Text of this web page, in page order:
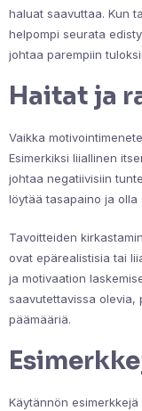
haluat saavuttaa. Kun
helpompi seurata
johtaa parempiin
Haitat ja
Vaikka
Esimerkiksi liiallinen
johtaa negatiivisiin
löytää tasapaino ja olla
Tavoitteiden
ovat epärealistisia tai
ja motivaation
saavutettavissa olevia,
päämääriä.
Käytännön